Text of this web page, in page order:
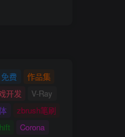
免费
作品集
开发
V-Ray
zbrush笔刷
Corona